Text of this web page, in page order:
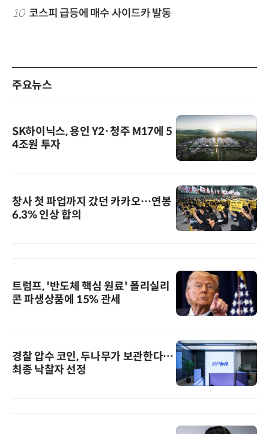
10 코스피 급등에 매수 사이드카 발동
주요뉴스
SK하이닉스, 용인 Y2·청주 M17에 5
4조원 투자
창사 첫 파업까지 갔던 카카오…연봉
6.3% 인상 합의
트럼프, '반도체 핵심 원료' 폴리실리
콘 파생상품에 15% 관세
경찰 압수 코인, 두나무가 보관한다…
최종 낙찰자 선정